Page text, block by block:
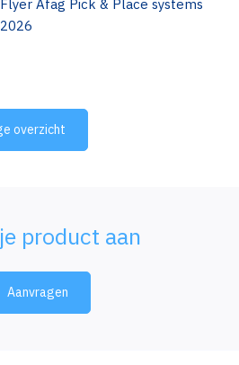
Flyer Afag Pick & Place systems
2026
overzicht
product aan
Aanvragen